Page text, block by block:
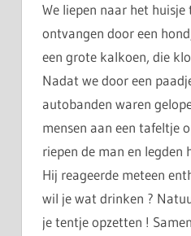
We liepen naar het huisje
ontvangen door een
een grote kalkoen, die
Nadat we door een
autobanden waren
mensen aan een tafeltje
riepen de man en legden
Hij reageerde meteen
wil je wat drinken ?
je tentje opzetten !